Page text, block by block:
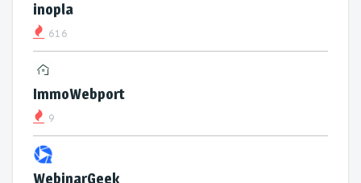
inopla
616
ImmoWebport
9
WebinarGeek